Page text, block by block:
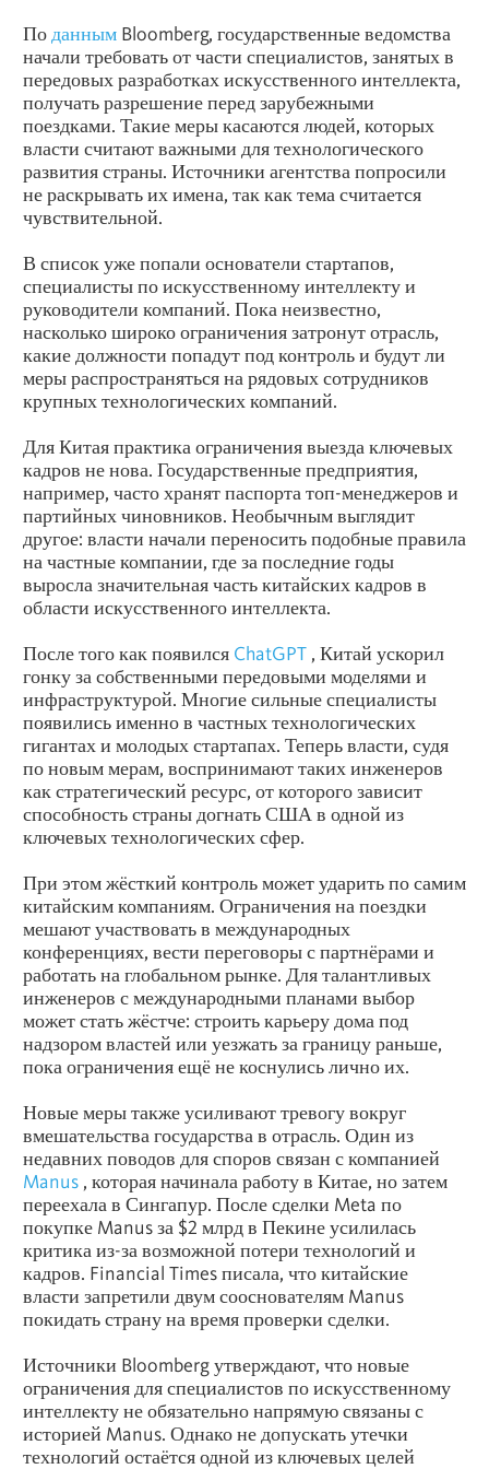
Поданным Bloomberg, государственные ведомства
начали требовать от части специалистов, занятых в
передовых разработках искусственного интеллекта,
получать разрешение перед зарубежными
поездками. Такие меры касаются людей, которых
власти считают важными для технологического
развития страны. Источники агентства попросили
не раскрывать их имена, так как тема считается
чувствительной.
В список уже попали основатели стартапов,
специалисты по искусственному интеллекту и
руководители компаний. Пока неизвестно,
насколько широко ограничения затронут отрасль,
какие должности попадут под контроль и будут ли
меры распространяться на рядовых сотрудников
крупных технологических компаний.
Для Китая практика ограничения выезда ключевых
кадров не нова. Государственные предприятия,
например, часто хранят паспорта топ-менеджеров и
партийных чиновников. Необычным выглядит
другое: власти начали переносить подобные правила
на частные компании, где за последние годы
выросла значительная часть китайских кадров в
области искусственного интеллекта.
После того как появился ChatGPT , Китай ускорил
гонку за собственными передовыми моделями и
инфраструктурой. Многие сильные специалисты
появились именно в частных технологических
гигантах и молодых стартапах. Теперь власти, судя
по новым мерам, воспринимают таких инженеров
как стратегический ресурс, от которого зависит
способность страны догнать США в одной из
ключевых технологических сфер.
При этом жёсткий контроль может ударить по самим
китайским компаниям. Ограничения на поездки
мешают участвовать в международных
конференциях, вести переговоры с партнёрами и
работать на глобальном рынке. Для талантливых
инженеров с международными планами выбор
может стать жёстче: строить карьеру дома под
надзором властей или уезжать за границу раньше,
пока ограничения ещё не коснулись лично их.
Новые меры также усиливают тревогу вокруг
вмешательства государства в отрасль. Один из
недавних поводов для споров связан с компанией
Manus , которая начинала работу в Китае, но затем
переехала в Сингапур. После сделки Meta по
покупке Manus за $2 млрд в Пекине усилилась
критика из-за возможной потери технологий и
кадров. Financial Times писала, что китайские
власти запретили двум сооснователям Manus
покидать страну на время проверки сделки.
Источники Bloomberg утверждают, что новые
ограничения для специалистов по искусственному
интеллекту не обязательно напрямую связаны с
историей Manus. Однако не допускать утечки
технологий остаётся одной из ключевых целей